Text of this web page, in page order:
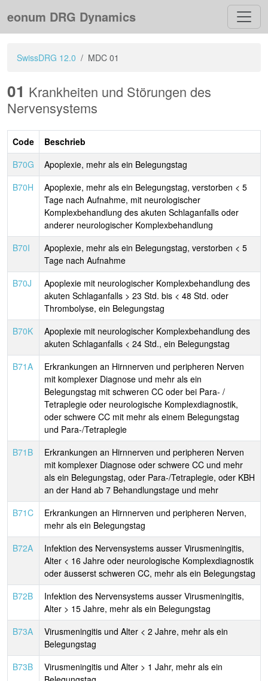
eonum DRG Dynamics
SwissDRG 12.0 MDC 01
01 Krankheiten und Störungen des
Nervensystems
Code
Beschrieb
B70G
Apoplexie, mehr als ein Belegungstag
B70H
Apoplexie, mehr als ein Belegungstag, verstorben < 5
Tage nach Aufnahme, mit neurologischer
Komplexbehandlung des akuten Schlaganfalls oder
anderer neurologischer Komplexbehandlung
B70I
Apoplexie, mehr als ein Belegungstag, verstorben < 5
Tage nach Aufnahme
B70J
Apoplexie mit neurologischer Komplexbehandlung des
akuten Schlaganfalls > 23 Std. bis < 48 Std. oder
Thrombolyse, ein Belegungstag
B70K
Apoplexie mit neurologischer Komplexbehandlung des
akuten Schlaganfalls < 24 Std., ein Belegungstag
B71A
Erkrankungen an Hirnnerven und peripheren Nerven
mit komplexer Diagnose und mehr als ein
Belegungstag mit schweren CC oder bei Para- /
Tetraplegie oder neurologische Komplexdiagnostik,
oder schwere CC mit mehr als einem Belegungstag
und Para-/Tetraplegie
B71B
Erkrankungen an Hirnnerven und peripheren Nerven
mit komplexer Diagnose oder schwere CC und mehr
als ein Belegungstag, oder Para-/Tetraplegie, oder KBH
an der Hand ab 7 Behandlungstage und mehr
B71C
Erkrankungen an Hirnnerven und peripheren Nerven,
mehr als ein Belegungstag
B72A
Infektion des Nervensystems ausser Virusmeningitis,
Alter < 16 Jahre oder neurologische Komplexdiagnostik
oder äusserst schweren CC, mehr als ein Belegungstag
B72B
Infektion des Nervensystems ausser Virusmeningitis,
Alter > 15 Jahre, mehr als ein Belegungstag
B73A
Virusmeningitis und Alter < 2 Jahre, mehr als ein
Belegungstag
B73B
Virusmeningitis und Alter > 1 Jahr, mehr als ein